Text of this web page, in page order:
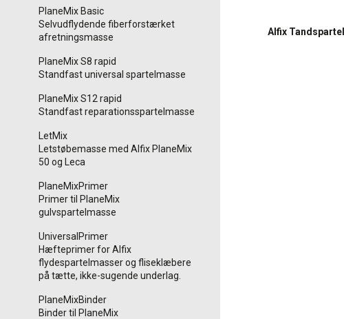
PlaneMix Basic
Selvudflydende fiberforstærket
afretningsmasse
PlaneMix S8 rapid
Standfast universal spartelmasse
PlaneMix S12 rapid
Standfast reparationsspartelmasse
LetMix
Letstøbemasse med Alfix PlaneMix
50 og Leca
PlaneMixPrimer
Primer til PlaneMix
gulvspartelmasse
UniversalPrimer
Hæfteprimer for Alfix
flydespartelmasser og fliseklæbere
på tætte, ikke-sugende underlag.
PlaneMixBinder
Binder til PlaneMix
Alfix Tandspartel